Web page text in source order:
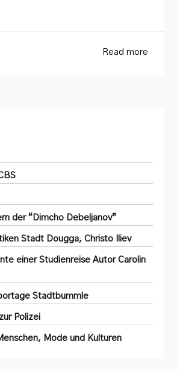
Read more
der “Dimcho Debeljanov”
Stadt Dougga, Christo Iliev
einer Studienreise Autor Carolin
Stadtbummle
Polizei
Mode und Kulturen